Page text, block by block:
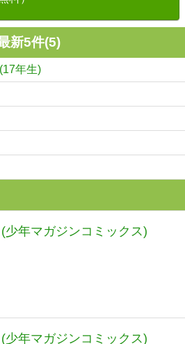
新5件(5)
年生)
少年マガジンコミックス)
少年マガジンコミックス)